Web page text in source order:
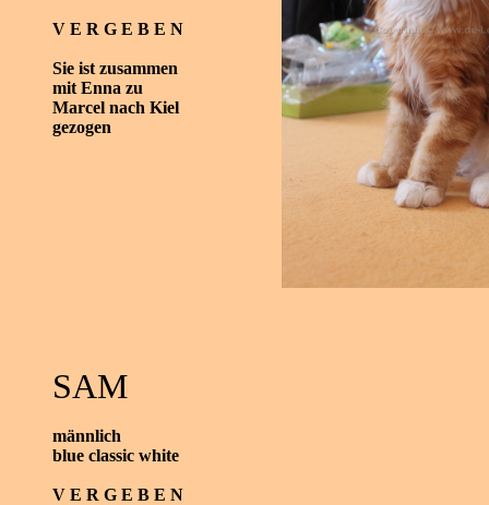
V E R G E B E N
Sie ist zusammen
mit Enna zu
Marcel nach Kiel
gezogen
SAM
männlich
blue classic white
V E R G E B E N